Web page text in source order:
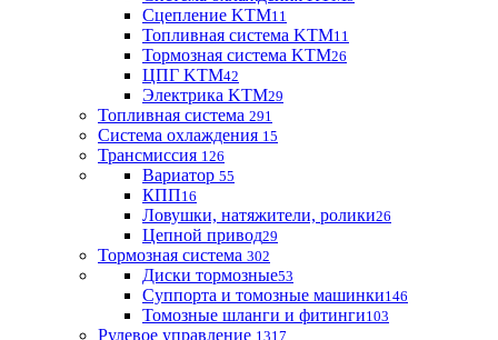
Сцепление KTM11
Топливная система KTM11
Тормозная система KTM26
ЦПГ KTM42
Электрика KTM29
Топливная система 291
Система охлаждения 15
Трансмиссия 126
Вариатор 55
КПП16
Ловушки, натяжители, ролики26
Цепной привод29
Тормозная система 302
Диски тормозные53
Суппорта и томозные машинки146
Томозные шланги и фитинги103
Рулевое управление 1317